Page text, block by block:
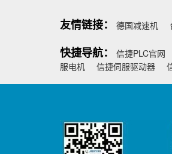
友情链接： 德国减速机
快捷导航： 信捷PLC官网
服电机
信捷伺服驱动器